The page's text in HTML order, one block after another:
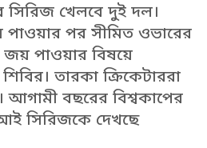
সিরিজ খেলবে দুই দল।
পাওয়ার পর সীমিত ওভারের
জয় পাওয়ার বিষয়ে
তারকা ক্রিকেটাররা
আগামী বছরের বিশ্বকাপের
সিরিজকে দেখছে